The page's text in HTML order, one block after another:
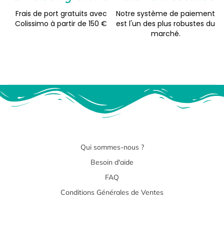
Frais de port gratuits avec
Colissimo à partir de 150 €
Notre système de paiement
est l'un des plus robustes du
marché.
Qui sommes-nous ?
Besoin d'aide
FAQ
Conditions Générales de Ventes